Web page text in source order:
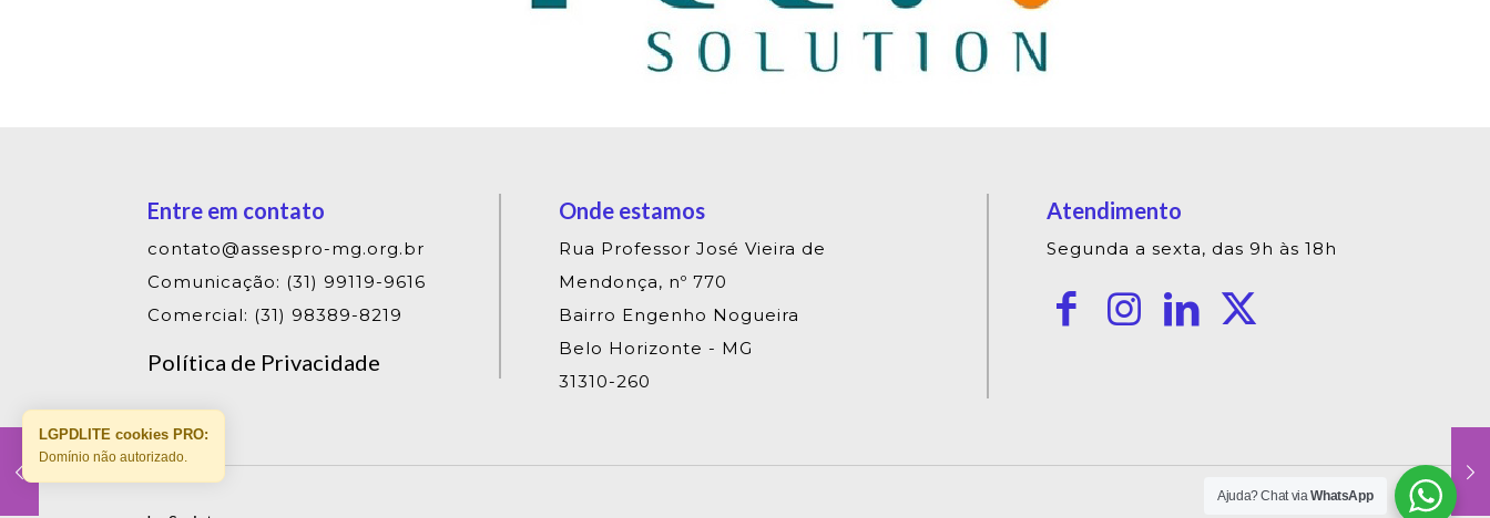
Entre em contato
contato@assespro-mg.org.br
Comunicação: (31) 99119-9616
Comercial: (31) 98389-8219
Política de Privacidade
Onde estamos
Rua Professor José Vieira de
Mendonça, nº 770
Bairro Engenho Nogueira
Belo Horizonte - MG
31310-260
Atendimento
Segunda a sexta, das 9h às 18h
Ajuda? Chat viaWhatsApp
LGPDLITE cookies PRO:
Domínio não autorizado.